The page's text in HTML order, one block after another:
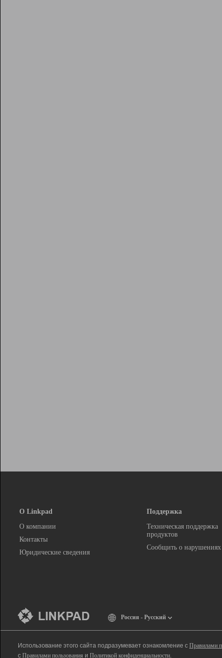
О Linkpad
О компании
Контакты
Юридические сведения
Поддержка
Техническая поддержка
продуктов
Сообщить о нарушениях
Россия - Русский
Использование этого сайта подразумевает ознакомление с Правилами
с Правилами пользования и Политикой конфиденциальности.